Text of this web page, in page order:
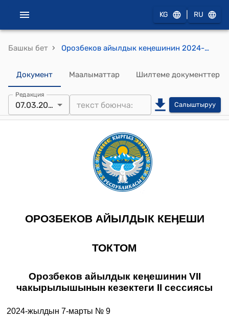
KG RU
Башкы бет › Орозбеков айылдык кеңешинин 2024-жылдын 7-мартындагы №9 "Орозбеков айылдык кеңешинин туруктуу комиссияларын түзүү жана төрагаларын шайлоо жөнүндө" токтому.
Документ Маалыматтар Шилтеме документтер
Редакция
07.03.2024 Салыштыруу